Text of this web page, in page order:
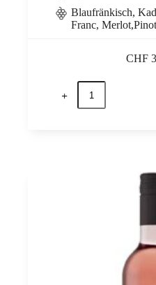
Blaufränkisch,
Franc,
CHF
Egri
Bikavér
Grand